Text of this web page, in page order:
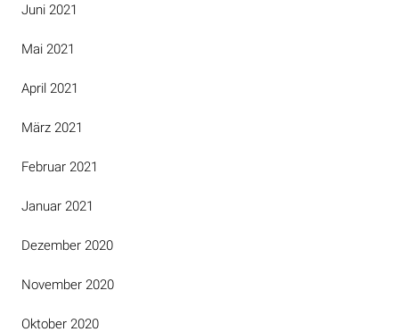
Juni 2021
Mai 2021
April 2021
März 2021
Februar 2021
Januar 2021
Dezember 2020
November 2020
Oktober 2020